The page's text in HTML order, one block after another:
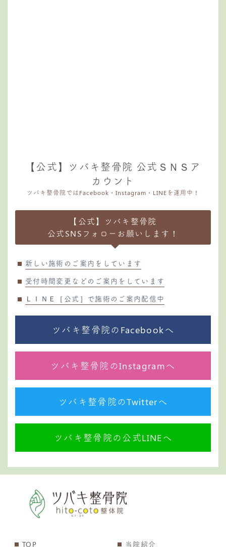
【公式】ツバキ整骨院 公式ＳＮＳア
カウント
ツバキ整骨院ではFacebook・Instagram・LINEを運用中！
【公式】ツバキ整骨院
公式SNSフォローお願いします！
新しい施術のご案内をしています
受付時間変更などのご案内をしています
ＬＩＮＥ［公式］で施術のご案内配信中
ツバキ整骨院のFacebookへ
ツバキ整骨院のInstagramへ
ツバキ整骨院のTwitterへ
ツバキ整骨院の公式LINEへ
TOP 当院紹介